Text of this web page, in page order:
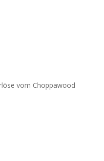
vom Choppawood